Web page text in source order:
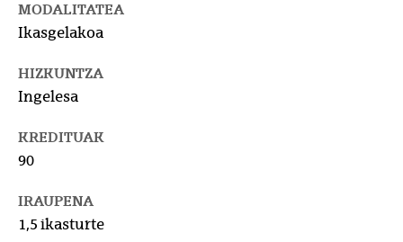
MODALITATEA
Ikasgelakoa
HIZKUNTZA
Ingelesa
KREDITUAK
90
IRAUPENA
1,5 ikasturte